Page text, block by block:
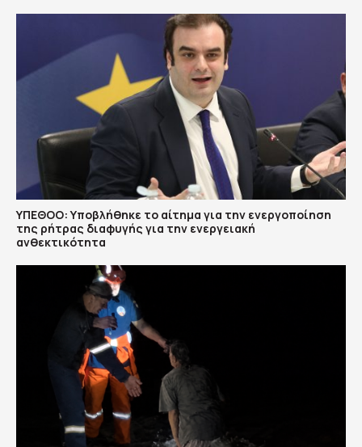
ΥΠΕΘΟΟ: Υποβλήθηκε το αίτημα για την ενεργοποίηση
της ρήτρας διαφυγής για την ενεργειακή
ανθεκτικότητα